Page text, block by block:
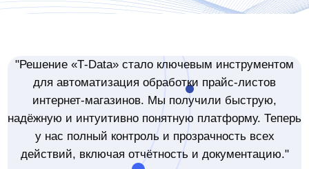
"Решение «T‑Data» стало ключевым инструментом
для автоматизация обработки прайс-листов
интернет-магазинов. Мы получили быструю,
надёжную и интуитивно понятную платформу. Теперь
у нас полный контроль и прозрачность всех
действий, включая отчётность и документацию."